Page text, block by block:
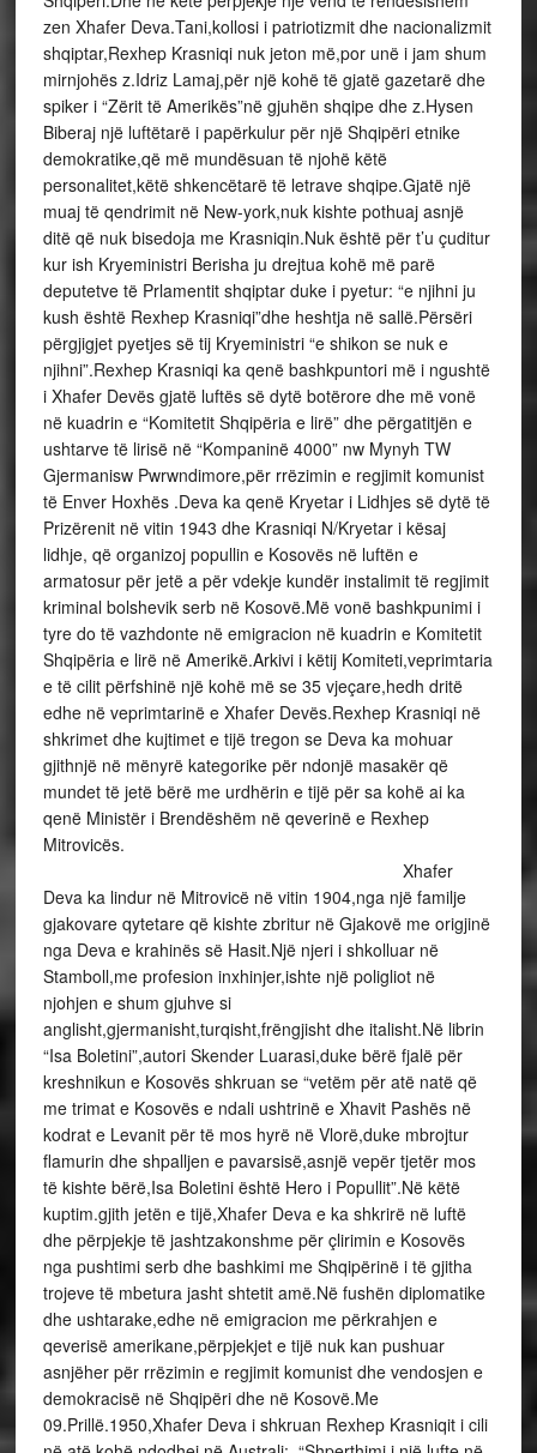
zen Xhafer Deva.Tani,kollosi i patriotizmit dhe nacionalizmit
shqiptar,Rexhep Krasniqi nuk jeton më,por unë i jam shum
mirnjohës z.Idriz Lamaj,për një kohë të gjatë gazetarë dhe
spiker i “Zërit të Amerikës”në gjuhën shqipe dhe z.Hysen
Biberaj një luftëtarë i papërkulur për një Shqipëri etnike
demokratike,që më mundësuan të njohë këtë
personalitet,këtë shkencëtarë të letrave shqipe.Gjatë një
muaj të qendrimit në New-york,nuk kishte pothuaj asnjë
ditë që nuk bisedoja me Krasniqin.Nuk është për t’u çuditur
kur ish Kryeministri Berisha ju drejtua kohë më parë
deputetve të Prlamentit shqiptar duke i pyetur: “e njihni ju
kush është Rexhep Krasniqi”dhe heshtja në sallë.Përsëri
përgjigjet pyetjes së tij Kryeministri “e shikon se nuk e
njihni”.Rexhep Krasniqi ka qenë bashkpuntori më i ngushtë
i Xhafer Devës gjatë luftës së dytë botërore dhe më vonë
në kuadrin e “Komitetit Shqipëria e lirë” dhe përgatitjën e
ushtarve të lirisë në “Kompaninë 4000” nw Mynyh TW
Gjermanisw Pwrwndimore,për rrëzimin e regjimit komunist
të Enver Hoxhës .Deva ka qenë Kryetar i Lidhjes së dytë të
Prizërenit në vitin 1943 dhe Krasniqi N/Kryetar i kësaj
lidhje, që organizoj popullin e Kosovës në luftën e
armatosur për jetë a për vdekje kundër instalimit të regjimit
kriminal bolshevik serb në Kosovë.Më vonë bashkpunimi i
tyre do të vazhdonte në emigracion në kuadrin e Komitetit
Shqipëria e lirë në Amerikë.Arkivi i këtij Komiteti,veprimtaria
e të cilit përfshinë një kohë më se 35 vjeçare,hedh dritë
edhe në veprimtarinë e Xhafer Devës.Rexhep Krasniqi në
shkrimet dhe kujtimet e tijë tregon se Deva ka mohuar
gjithnjë në mënyrë kategorike për ndonjë masakër që
mundet të jetë bërë me urdhërin e tijë për sa kohë ai ka
qenë Ministër i Brendëshëm në qeverinë e Rexhep
Mitrovicës.
Xhafer
Deva ka lindur në Mitrovicë në vitin 1904,nga një familje
gjakovare qytetare që kishte zbritur në Gjakovë me origjinë
nga Deva e krahinës së Hasit.Një njeri i shkolluar në
Stamboll,me profesion inxhinjer,ishte një poligliot në
njohjen e shum gjuhve si
anglisht,gjermanisht,turqisht,frëngjisht dhe italisht.Në librin
“Isa Boletini”,autori Skender Luarasi,duke bërë fjalë për
kreshnikun e Kosovës shkruan se “vetëm për atë natë që
me trimat e Kosovës e ndali ushtrinë e Xhavit Pashës në
kodrat e Levanit për të mos hyrë në Vlorë,duke mbrojtur
flamurin dhe shpalljen e pavarsisë,asnjë vepër tjetër mos
të kishte bërë,Isa Boletini është Hero i Popullit”.Në këtë
kuptim.gjith jetën e tijë,Xhafer Deva e ka shkrirë në luftë
dhe përpjekje të jashtzakonshme për çlirimin e Kosovës
nga pushtimi serb dhe bashkimi me Shqipërinë i të gjitha
trojeve të mbetura jasht shtetit amë.Në fushën diplomatike
dhe ushtarake,edhe në emigracion me përkrahjen e
qeverisë amerikane,përpjekjet e tijë nuk kan pushuar
asnjëher për rrëzimin e regjimit komunist dhe vendosjen e
demokracisë në Shqipëri dhe në Kosovë.Me
09.Prillë.1950,Xhafer Deva i shkruan Rexhep Krasniqit i cili